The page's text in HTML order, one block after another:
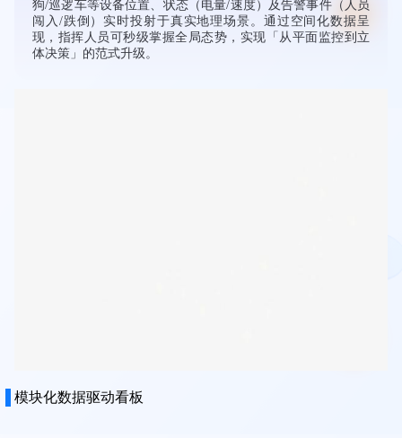
狗/巡逻车等设备位置、状态（电量/速度）及告警事件（人员
闯入/跌倒）实时投射于真实地理场景。通过空间化数据呈
现，指挥人员可秒级掌握全局态势，实现「从平面监控到立
体决策」的范式升级。
模块化数据驱动看板